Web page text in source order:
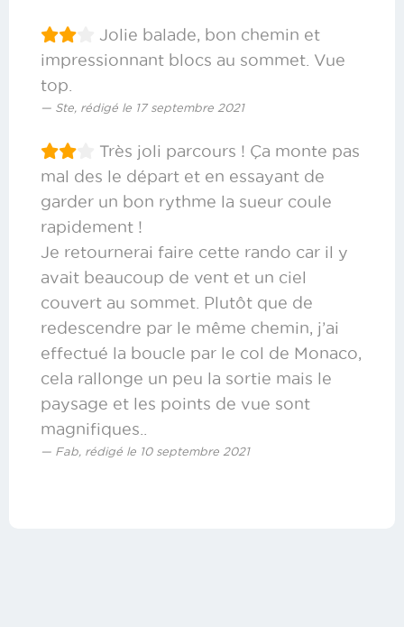
Jolie balade, bon chemin et
impressionnant blocs au sommet. Vue
top.
Ste, rédigé le 17 septembre 2021
Très joli parcours ! Ça monte pas
mal des le départ et en essayant de
garder un bon rythme la sueur coule
rapidement !
Je retournerai faire cette rando car il y
avait beaucoup de vent et un ciel
couvert au sommet. Plutôt que de
redescendre par le même chemin, j’ai
effectué la boucle par le col de Monaco,
cela rallonge un peu la sortie mais le
paysage et les points de vue sont
magnifiques..
Fab, rédigé le 10 septembre 2021